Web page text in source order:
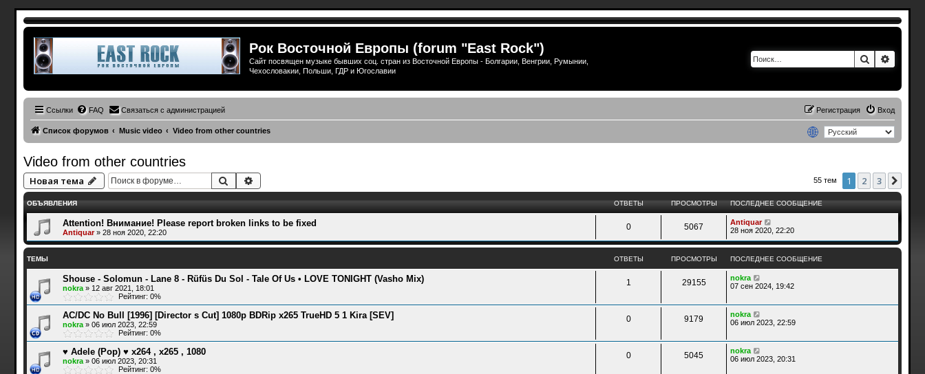
Рок Восточной Европы (forum "East Rock")
Сайт посвящен музыке бывших соц. стран из Восточной Европы - Болгарии, Венгрии, Румынии,
Чехословакии, Польши, ГДР и Югославии
Поиск
Ссылки FAQ Связаться с администрацией Вход
Регистрация
Список форумов Music video Video from other countries
Video from other countries
Новая тема Поиск 55 тем 1 2 3
ОБЪЯВЛЕНИЯ ОТВЕТЫ ПРОСМОТРЫ ПОСЛЕДНЕЕ СООБЩЕНИЕ
Attention! Внимание! Please report broken links to be fixed
Antiquar» 28 ноя 2020, 22:20
0 5067
Antiquar
28 ноя 2020, 22:20
ТЕМЫ ОТВЕТЫ ПРОСМОТРЫ ПОСЛЕДНЕЕ СООБЩЕНИЕ
Shouse - Solomun - Lane 8 - Rüfüs Du Sol - Tale Of Us • LOVE TONIGHT (Vasho Mix)
nokra» 12 авг 2021, 18:01
Рейтинг: 0%
1 29155
nokra
07 сен 2024, 19:42
AC/DC No Bull [1996] [Director s Cut] 1080p BDRip x265 TrueHD 5 1 Kira [SEV]
nokra» 06 июл 2023, 22:59
Рейтинг: 0%
0 9179
nokra
06 июл 2023, 22:59
♥ Adele (Pop) ♥ x264 , x265 , 1080
nokra» 06 июл 2023, 20:31
Рейтинг: 0%
0 5045
nokra
06 июл 2023, 20:31